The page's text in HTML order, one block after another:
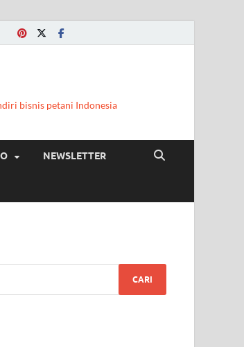
bisnis petani Indonesia
NEWSLETTER